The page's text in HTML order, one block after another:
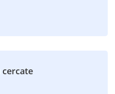
cercate